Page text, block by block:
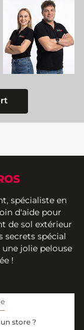
spécialiste en
d'aide pour
de sol extérieur
secrets spécial
jolie pelouse
!
store ?